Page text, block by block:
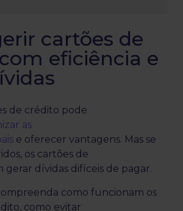
cartões de
eficiência e
de crédito pode
as
e oferecer vantagens. Mas se
os cartões de
gerar dívidas difíceis de pagar.
como funcionam os
como evitar